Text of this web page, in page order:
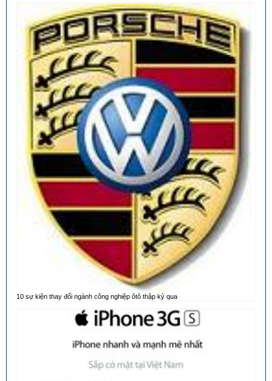
10 sự kiện thay đổi ngành công nghiệp ôtô thập kỷ qua